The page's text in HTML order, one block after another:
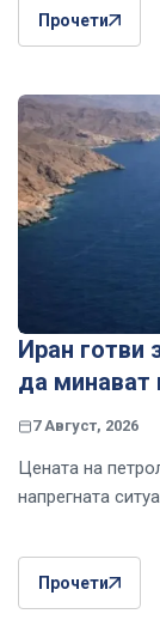
Прочети
Иран готви
да минават
7 Август, 2026
Цената на
напрегната
Прочети